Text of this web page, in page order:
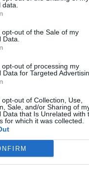
opt-out of the Sale of my
Data.
opt-out of processing my
Data for Targeted
out of Collection, Use,
Sale, and/or Sharing of
Data that Is Unrelated with
for which it was collected.
αγαπημένος
Η Instagrammer
διαδικτυακούς της
Ο Λάκης
και
υγεία του
ΣΉΜΕΡΑ
Instagram, μιλώντας
της ζωής.